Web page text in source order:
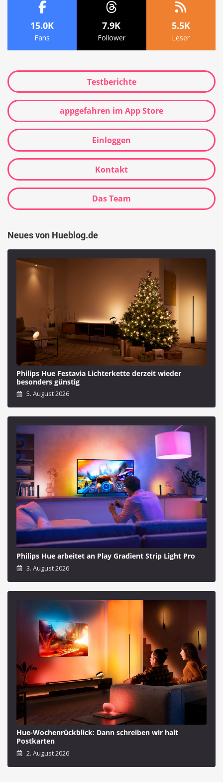
15.0K
Fans
7.9K
Follower
5.5K
Leser
Testberichte
appgefahren im App Store
Einloggen
Kontakt
Das Team
Neues von Hueblog.de
Philips Hue Festavia Lichterkette derzeit wieder
besonders günstig
5. August 2026
Philips Hue arbeitet an Play Gradient Strip Light Pro
3. August 2026
Hue-Wochenrückblick: Dann schreiben wir halt
Postkarten
2. August 2026